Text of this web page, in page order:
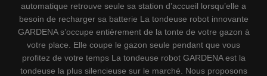
automatique retrouve seule sa station d’accueil lorsqu’elle a
besoin de recharger sa batterie La tondeuse robot innovante
GARDENA s’occupe entièrement de la tonte de votre gazon à
votre place. Elle coupe le gazon seule pendant que vous
profitez de votre temps La tondeuse robot GARDENA est la
tondeuse la plus silencieuse sur le marché. Nous proposons